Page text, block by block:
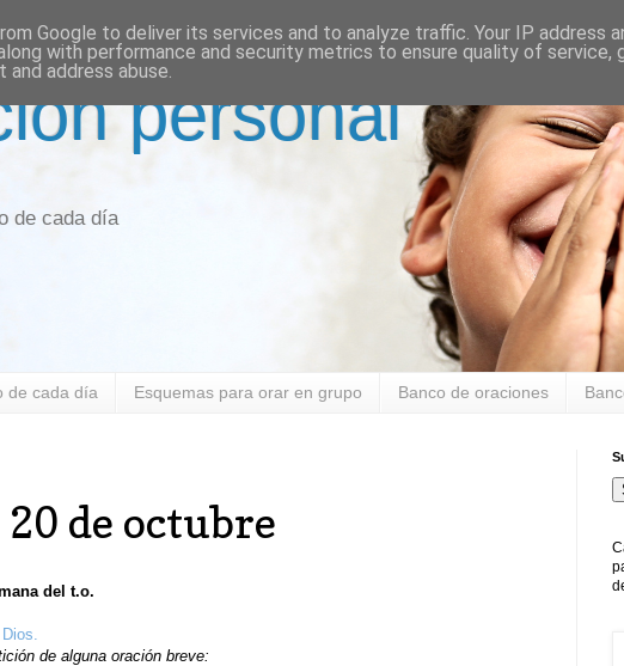
personal
de cada día
de cada día Esquemas para orar en grupo Banco de oraciones
de octubre
del t.o.
de alguna oración breve:
Google to deliver its services and to analyze traffic. Your IP address
with performance and security metrics to ensure quality of service,
address abuse.